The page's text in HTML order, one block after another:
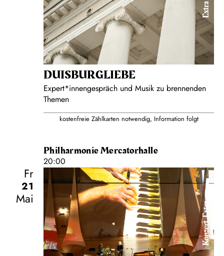
Extra
DUISBURG­LIEBE
Expert*innengespräch und Musik zu brennenden
Themen
kostenfreie Zählkarten notwendig, Information folgt
Philharmonie Mercatorhalle
20:00
Fr
21
Mai
Konzert, Extra